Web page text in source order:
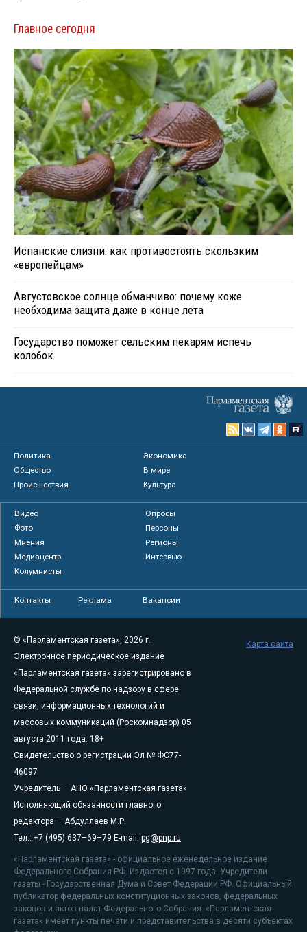
Главное сегодня
Испанские слизни: как противостоять скользким
«европейцам»
Августовское солнце обманчиво: почему коже
необходима защита даже в конце лета
Государство поможет сельским пекарям испечь
колобок
Политика
Экономика
Общество
В мире
Происшествия
Культура
Видео
Опросы
Фото
Персоны
Мнения
Регионы
Медиацентр
Интервью
Колумнисты
Контакты Реклама Вакансии
© «Парламентская газета», 2026 г.
Электронное периодическое издание
«Парламентская газета» зарегистрировано в
Федеральной службе по надзору в сфере
связи, информационных технологий и
массовых коммуникаций (Роскомнадзор) 05
августа 2011 года. 18+
Свидетельство о регистрации Эл № ФС77-
46097
Учредитель — АНО «Парламентская газета»
Исполняющий обязанности главного
редактора — Абдуллаев М.Р.
Тел.: +7 (495) 637–69–79 E-mail: pg@pnp.ru
«Парламентская газета» - официальное еженедельное издание
Федерального Собрания РФ. Издается с 1997 года. Учредители
газеты - Государственная Дума и Совет Федерации РФ. Официальный
публикатор федеральных конституционных законов, федеральных
законов и актов палат Федерального Собрания. «Парламентская
газета» имеет пункты печати и представительства в десяти субъектах
Карта сайта